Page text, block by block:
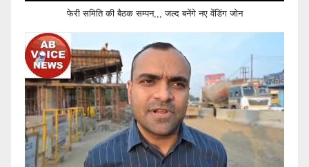
फेरी समिति की बैठक सम्पन,,, जल्द बनेंगे नए वेंडिंग जोन